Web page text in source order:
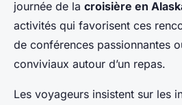
journée de la croisière en
activités qui favorisent ces
de conférences passionnantes
conviviaux autour d’un repas.
Les voyageurs insistent sur les